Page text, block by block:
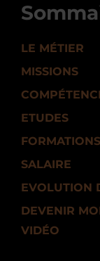
LE MÉTIER
MISSIONS
ETUDES
FORMATIONS
SALAIRE
EVOLUTION
DEVENIR
VIDÉO